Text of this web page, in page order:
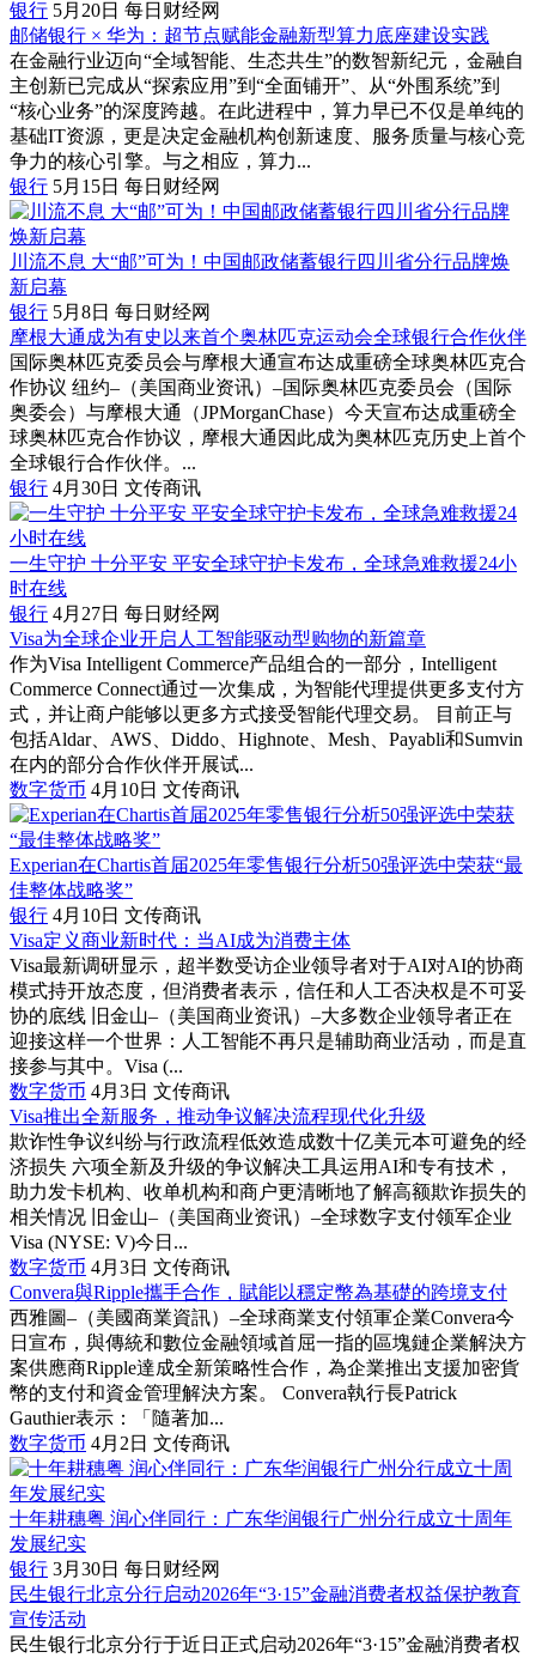
银行 5月20日 每日财经网
邮储银行 × 华为：超节点赋能金融新型算力底座建设实践
在金融行业迈向“全域智能、生态共生”的数智新纪元，金融自
主创新已完成从“探索应用”到“全面铺开”、从“外围系统”到
“核心业务”的深度跨越。在此进程中，算力早已不仅是单纯的
基础IT资源，更是决定金融机构创新速度、服务质量与核心竞
争力的核心引擎。与之相应，算力...
银行 5月15日 每日财经网
川流不息 大“邮”可为！中国邮政储蓄银行四川省分行品牌焕
新启幕
银行 5月8日 每日财经网
摩根大通成为有史以来首个奥林匹克运动会全球银行合作伙伴
国际奥林匹克委员会与摩根大通宣布达成重磅全球奥林匹克合
作协议 纽约–（美国商业资讯）–国际奥林匹克委员会（国际
奥委会）与摩根大通（JPMorganChase）今天宣布达成重磅全
球奥林匹克合作协议，摩根大通因此成为奥林匹克历史上首个
全球银行合作伙伴。...
银行 4月30日 文传商讯
一生守护 十分平安 平安全球守护卡发布，全球急难救援24小
时在线
银行 4月27日 每日财经网
Visa为全球企业开启人工智能驱动型购物的新篇章
作为Visa Intelligent Commerce产品组合的一部分，Intelligent
Commerce Connect通过一次集成，为智能代理提供更多支付方
式，并让商户能够以更多方式接受智能代理交易。 目前正与
包括Aldar、AWS、Diddo、Highnote、Mesh、Payabli和Sumvin
在内的部分合作伙伴开展试...
数字货币 4月10日 文传商讯
Experian在Chartis首届2025年零售银行分析50强评选中荣获“最
佳整体战略奖”
银行 4月10日 文传商讯
Visa定义商业新时代：当AI成为消费主体
Visa最新调研显示，超半数受访企业领导者对于AI对AI的协商
模式持开放态度，但消费者表示，信任和人工否决权是不可妥
协的底线 旧金山–（美国商业资讯）–大多数企业领导者正在
迎接这样一个世界：人工智能不再只是辅助商业活动，而是直
接参与其中。Visa (...
数字货币 4月3日 文传商讯
Visa推出全新服务，推动争议解决流程现代化升级
欺诈性争议纠纷与行政流程低效造成数十亿美元本可避免的经
济损失 六项全新及升级的争议解决工具运用AI和专有技术，
助力发卡机构、收单机构和商户更清晰地了解高额欺诈损失的
相关情况 旧金山–（美国商业资讯）–全球数字支付领军企业
Visa (NYSE: V)今日...
数字货币 4月3日 文传商讯
Convera與Ripple攜手合作，賦能以穩定幣為基礎的跨境支付
西雅圖–（美國商業資訊）–全球商業支付領軍企業Convera今
日宣布，與傳統和數位金融領域首屈一指的區塊鏈企業解決方
案供應商Ripple達成全新策略性合作，為企業推出支援加密貨
幣的支付和資金管理解決方案。 Convera執行長Patrick
Gauthier表示：「隨著加...
数字货币 4月2日 文传商讯
十年耕穗粤 润心伴同行：广东华润银行广州分行成立十周年
发展纪实
银行 3月30日 每日财经网
民生银行北京分行启动2026年“3·15”金融消费者权益保护教育
宣传活动
民生银行北京分行于近日正式启动2026年“3·15”金融消费者权